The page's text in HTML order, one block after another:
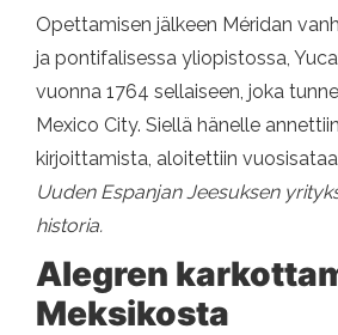
Opettamisen jälkeen Méridan
ja pontifalisessa yliopistossa,
vuonna 1764 sellaiseen, joka
Mexico City. Siellä hänelle
kirjoittamista, aloitettiin
Uuden Espanjan Jeesuksen
historia.
Alegren
Meksikosta